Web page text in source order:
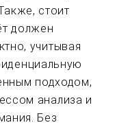
стоит
должен
учитывая
подходом,
анализа и
Без